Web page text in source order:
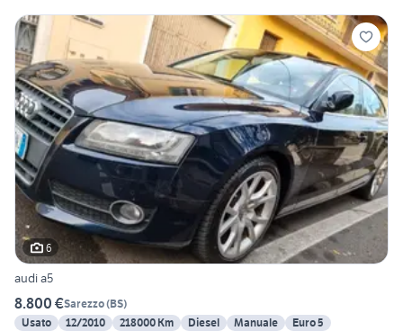
6
audi a5
8.800 €Sarezzo(BS)
Usato
12/2010 218000 Km Diesel Manuale Euro 5